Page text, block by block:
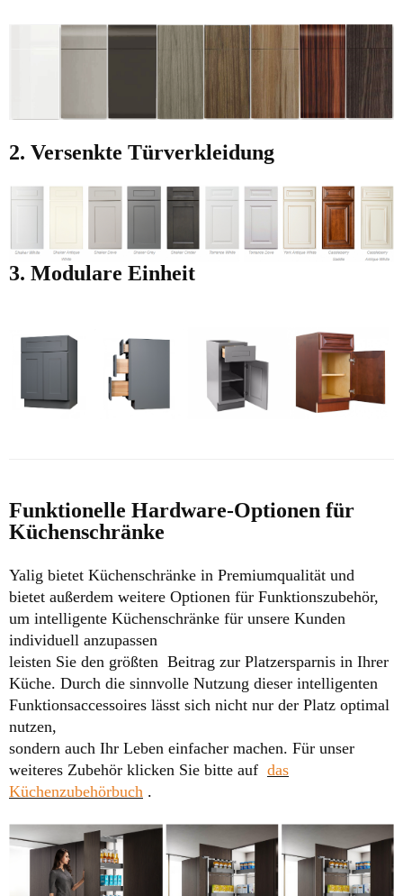
2. Versenkte Türverkleidung
3. Modulare Einheit
Funktionelle Hardware-Optionen für
Küchenschränke
Yalig bietet Küchenschränke in Premiumqualität und
bietet außerdem weitere Optionen für Funktionszubehör,
um intelligente Küchenschränke für unsere Kunden
individuell anzupassen
leisten Sie den größten Beitrag zur Platzersparnis in Ihrer
Küche. Durch die sinnvolle Nutzung dieser intelligenten
Funktionsaccessoires lässt sich nicht nur der Platz optimal
nutzen,
sondern auch Ihr Leben einfacher machen. Für unser
weiteres Zubehör klicken Sie bitte auf das
Küchenzubehörbuch .